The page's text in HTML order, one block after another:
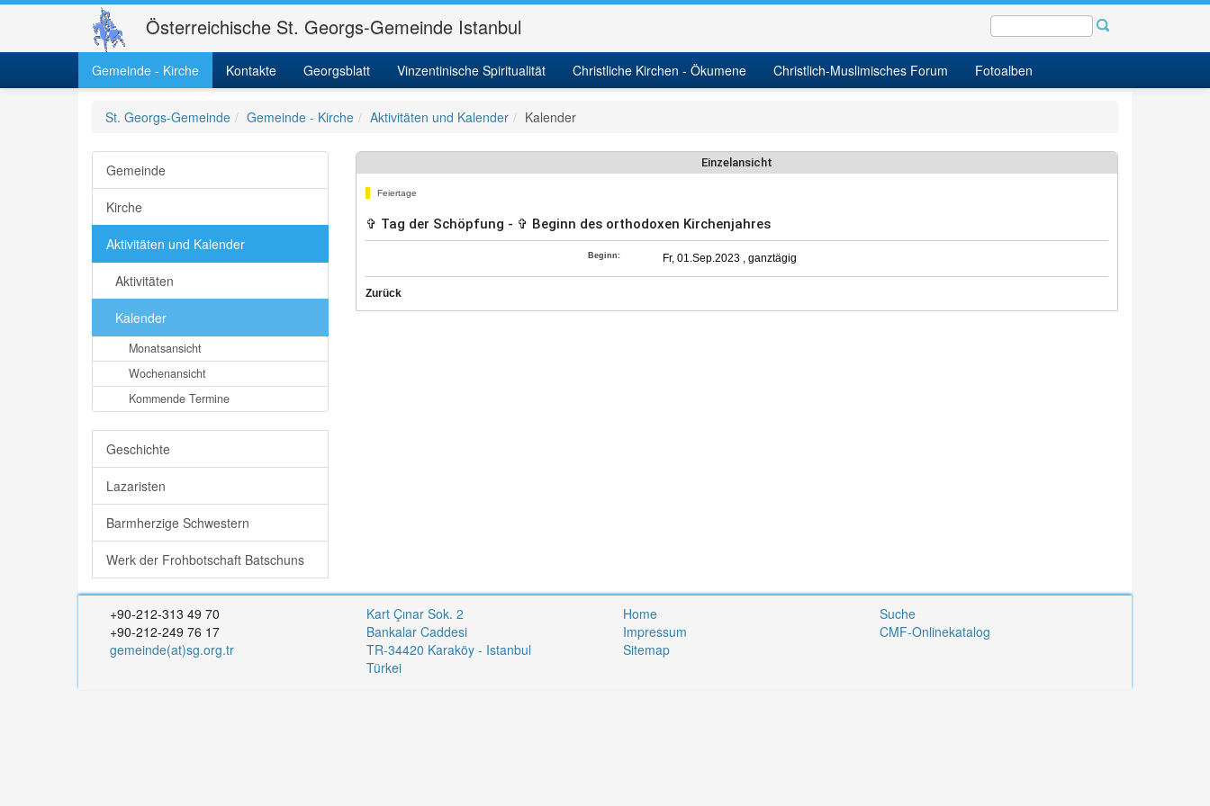
Österreichische St. Georgs-Gemeinde Istanbul
Gemeinde - Kirche Kontakte Georgsblatt Vinzentinische Spiritualität Christliche Kirchen - Ökumene Christlich-Muslimisches Forum Fotoalben
St. Georgs-Gemeinde Gemeinde - Kirche Aktivitäten und Kalender Kalender
Gemeinde
Kirche
Aktivitäten und Kalender
Aktivitäten
Kalender
Monatsansicht
Wochenansicht
Kommende Termine
Geschichte
Lazaristen
Barmherzige Schwestern
Werk der Frohbotschaft Batschuns
Einzelansicht
Feiertage
✞ Tag der Schöpfung - ✞ Beginn des orthodoxen Kirchenjahres
Beginn: Fr, 01.Sep.2023 , ganztägig
Zurück
+90-212-313 49 70
+90-212-249 76 17
gemeinde(at)sg.org.tr
Kart Çınar Sok. 2
Bankalar Caddesi
TR-34420 Karaköy - Istanbul
Türkei
Home
Impressum
Sitemap
Suche
CMF-Onlinekatalog